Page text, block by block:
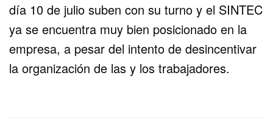
día 10 de julio suben con su turno y el SINTEC
ya se encuentra muy bien posicionado en la
empresa, a pesar del intento de desincentivar
la organización de las y los trabajadores.